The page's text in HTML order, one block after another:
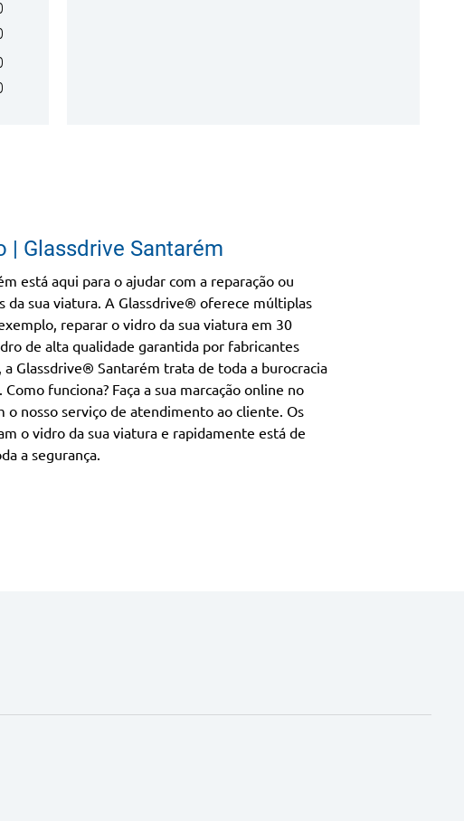
| Glassdrive Santarém
está aqui para o ajudar com a reparação ou
da sua viatura. A Glassdrive® oferece múltiplas
reparar o vidro da sua viatura em 30
de alta qualidade garantida por fabricantes
Glassdrive® Santarém trata de toda a burocracia
funciona? Faça a sua marcação online no
o nosso serviço de atendimento ao cliente. Os
o vidro da sua viatura e rapidamente está de
a segurança.